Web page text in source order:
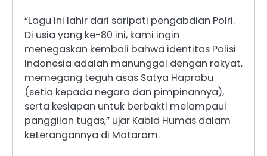
“Lagu ini lahir dari saripati pengabdian Polri.
Di usia yang ke-80 ini, kami ingin
menegaskan kembali bahwa identitas Polisi
Indonesia adalah manunggal dengan rakyat,
memegang teguh asas Satya Haprabu
(setia kepada negara dan pimpinannya),
serta kesiapan untuk berbakti melampaui
panggilan tugas,” ujar Kabid Humas dalam
keterangannya di Mataram.